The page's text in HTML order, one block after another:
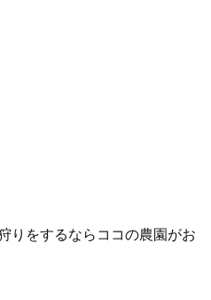
りをするならココの農園がお